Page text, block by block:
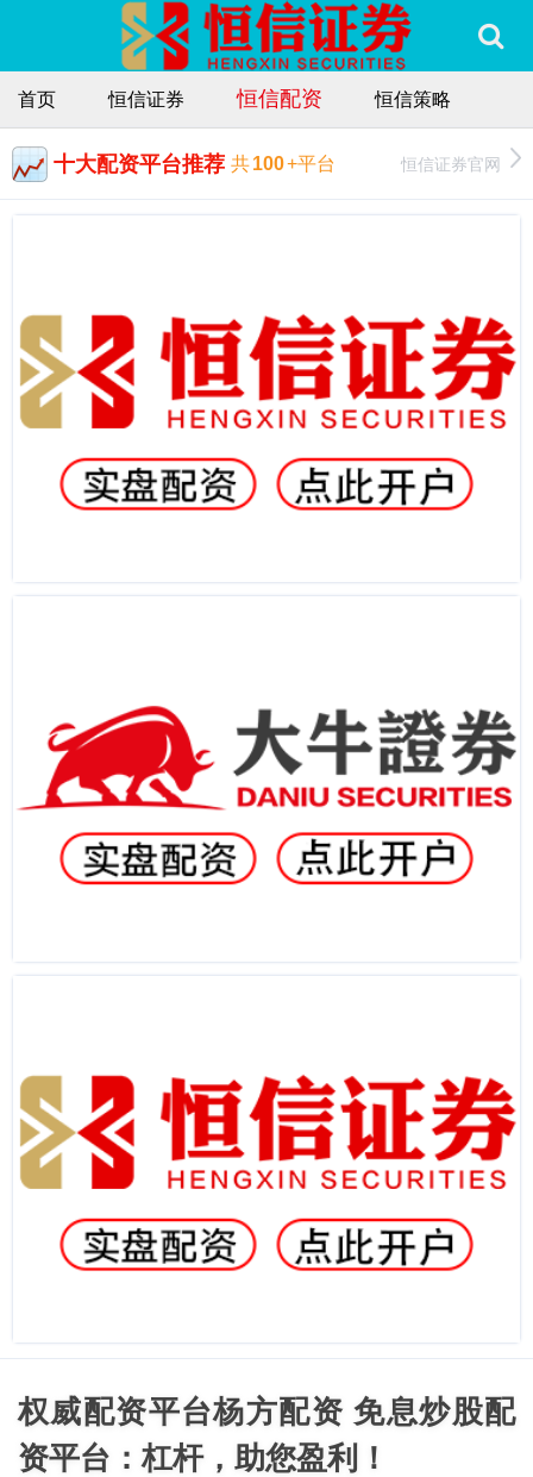
首页 恒信证券 恒信配资 恒信策略
十大配资平台推荐 共100+平台 恒信证券官网
权威配资平台杨方配资 免息炒股配
资平台：杠杆，助您盈利！